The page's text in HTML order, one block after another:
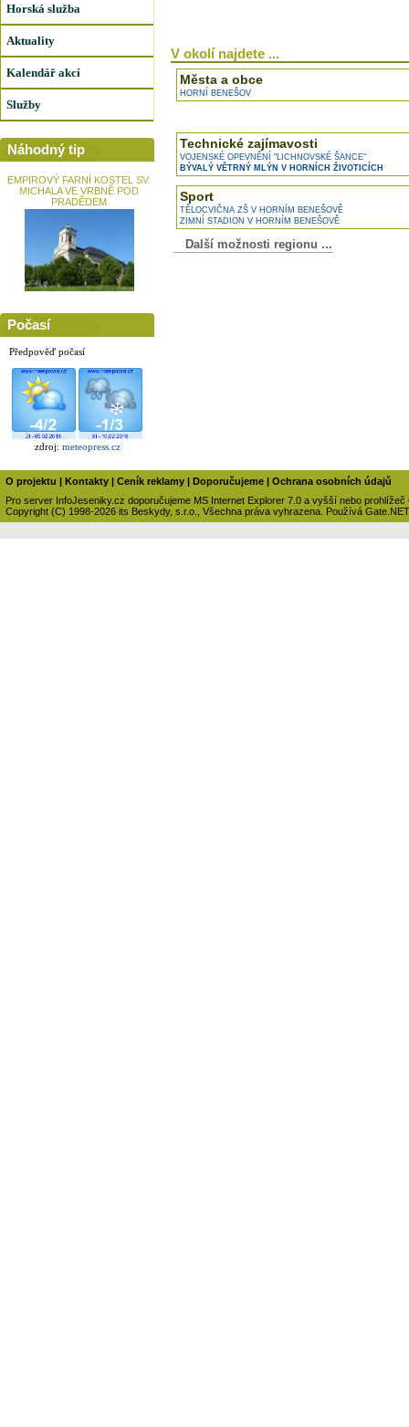
Horská služba
Aktuality
Kalendář akcí
Služby
Náhodný tip
EMPIROVÝ FARNÍ KOSTEL SV.
MICHALA VE VRBNĚ POD
PRADĚDEM
Počasí
Předpověď počasí
zdroj: meteopress.cz
V okolí najdete ...
Města a obce
HORNÍ BENEŠOV
Technické zajímavosti
VOJENSKÉ OPEVNĚNÍ "LICHNOVSKÉ ŠANCE"
BÝVALÝ VĚTRNÝ MLÝN V HORNÍCH ŽIVOTICÍCH
Sport
TĚLOCVIČNA ZŠ V HORNÍM BENEŠOVĚ
ZIMNÍ STADION V HORNÍM BENEŠOVĚ
Další možnosti regionu ...
O projektu Kontakty Ceník reklamy Doporučujeme
Ochrana osobních údajů
Pro server InfoJeseniky.cz doporučujeme MS Internet Explorer 7.0 a vyšší nebo prohlížeč
Copyright (C) 1998-2026 its Beskydy, s.r.o., Všechna práva vyhrazena. Používá